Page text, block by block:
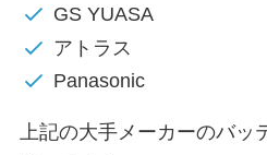
GS YUASA
アトラス
Panasonic
上記の大手メーカーのバッ